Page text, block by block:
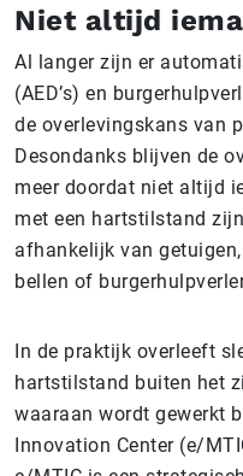
Niet altijd
Al langer zijn er
(AED’s) en
de overlevingskans van
Desondanks blijven de
meer doordat niet altijd
met een hartstilstand
afhankelijk van
bellen of
In de praktijk overleeft
hartstilstand buiten het
waaraan wordt gewerkt
Innovation Center (e/